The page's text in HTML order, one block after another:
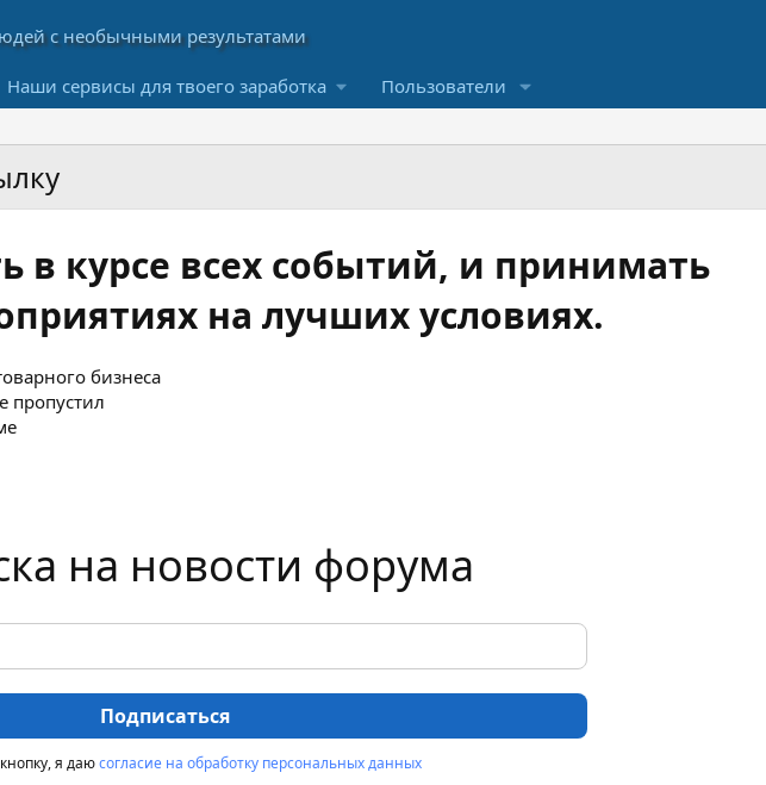
Наши сервисы для твоего заработка Пользователи
в курсе всех событий, и принимать
на лучших условиях.
бизнеса
пропустил
на новости форума
Подписаться
я даюсогласие на обработку персональных данных